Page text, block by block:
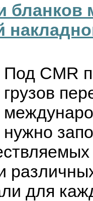
бланков
Под CMR
грузов
нужно
для